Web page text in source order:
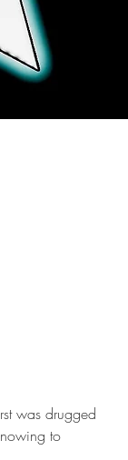
was drugged
to